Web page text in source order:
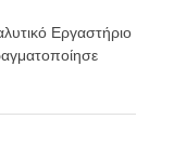
Εργαστήριο